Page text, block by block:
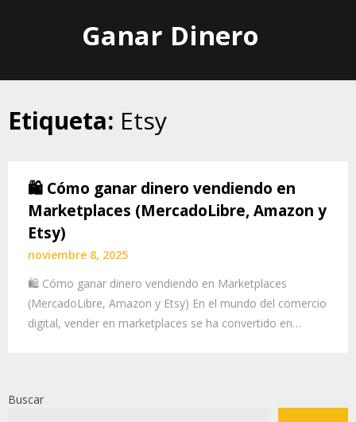
Ganar Dinero
Etiqueta: Etsy
🛍️ Cómo ganar dinero vendiendo en
Marketplaces (MercadoLibre, Amazon y
Etsy)
noviembre 8, 2025
🛍️ Cómo ganar dinero vendiendo en Marketplaces
(MercadoLibre, Amazon y Etsy) En el mundo del comercio
digital, vender en marketplaces se ha convertido en…
Buscar